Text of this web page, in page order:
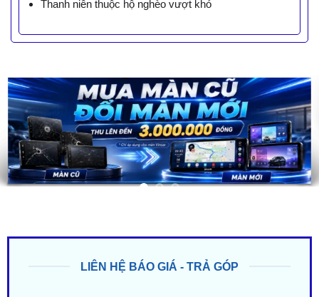
Thanh niên thuộc hộ nghèo vượt khó